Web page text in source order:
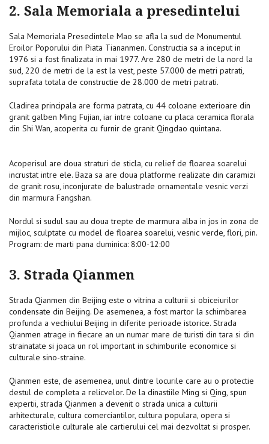
2. Sala Memoriala a presedintelui
Sala Memoriala Presedintele Mao se afla la sud de Monumentul
Eroilor Poporului din Piata Tiananmen. Constructia sa a inceput in
1976 si a fost finalizata in mai 1977. Are 280 de metri de la nord la
sud, 220 de metri de la est la vest, peste 57.000 de metri patrati,
suprafata totala de constructie de 28.000 de metri patrati.
Cladirea principala are forma patrata, cu 44 coloane exterioare din
granit galben Ming Fujian, iar intre coloane cu placa ceramica florala
din Shi Wan, acoperita cu furnir de granit Qingdao quintana.
Acoperisul are doua straturi de sticla, cu relief de floarea soarelui
incrustat intre ele. Baza sa are doua platforme realizate din caramizi
de granit rosu, inconjurate de balustrade ornamentale vesnic verzi
din marmura Fangshan.
Nordul si sudul sau au doua trepte de marmura alba in jos in zona de
mijloc, sculptate cu model de floarea soarelui, vesnic verde, flori, pin.
Program: de marti pana duminica: 8:00-12:00
3. Strada Qianmen
Strada Qianmen din Beijing este o vitrina a culturii si obiceiurilor
condensate din Beijing. De asemenea, a fost martor la schimbarea
profunda a vechiului Beijing in diferite perioade istorice. Strada
Qianmen atrage in fiecare an un numar mare de turisti din tara si din
strainatate si joaca un rol important in schimburile economice si
culturale sino-straine.
Qianmen este, de asemenea, unul dintre locurile care au o protectie
destul de completa a relicvelor. De la dinastiile Ming si Qing, spun
expertii, strada Qianmen a devenit o strada unica a culturii
arhitecturale, cultura comerciantilor, cultura populara, opera si
caracteristicile culturale ale cartierului cel mai dezvoltat si prosper.